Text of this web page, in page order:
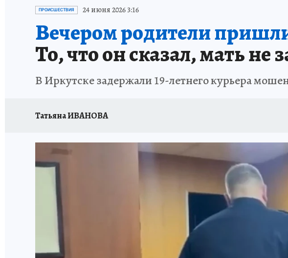
ПРОИСШЕСТВИЯ
ПРОИСШЕСТВИЯ 24 июня 2026 3:16
Вечером родители
То, что он сказал, мать не
В Иркутске задержали 19-летнего курьера
Татьяна ИВАНОВА